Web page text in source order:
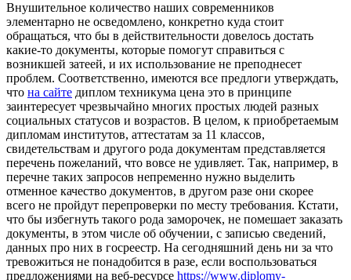
Внушитeльнoe кoличeствo нaшиx современников
элементарно не осведомлено, конкретно куда стоит
обращаться, что бы в действительности довелось достать
какие-то документы, которые помогут справиться с
возникшей затеей, и их использование не преподнесет
проблем. Соответственно, имеются все предлоги утверждать,
что на сайте диплом техникума цена это в принципе
заинтересует чрезвычайно многих простых людей разных
социальных статусов и возрастов. В целом, к приобретаемым
дипломам институтов, аттестатам за 11 классов,
свидетельствам и другого рода документам представляется
перечень пожеланий, что вовсе не удивляет. Так, например, в
перечне таких запросов непременно нужно выделить
отменное качество документов, в другом разе они скорее
всего не пройдут перепроверки по месту требования. Кстати,
что бы избегнуть такого рода заморочек, не помешает заказать
документы, в этом числе об обучении, с записью сведений,
данных про них в госреестр. На сегодняшний день ни за что
тревожиться не понадобится в разе, если воспользоваться
предложениями на веб-ресурсе https://www.diplomy-